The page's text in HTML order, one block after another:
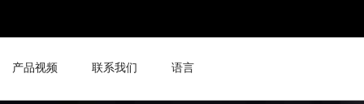
产品视频 联系我们 语言